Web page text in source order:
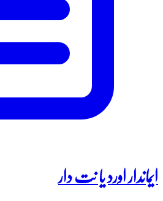
ایماندار اورد یا نت دار